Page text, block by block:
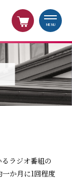
MENU
ラジオ番組の
一か月に1回程度